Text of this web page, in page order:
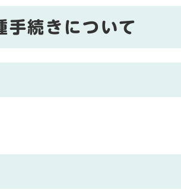
手続きについて